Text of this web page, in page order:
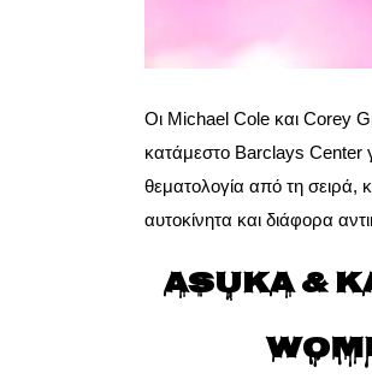
Οι Michael Cole και Corey
κατάμεστο Barclays Center
θεματολογία από τη
αυτοκίνητα και διάφορα
Asuka &